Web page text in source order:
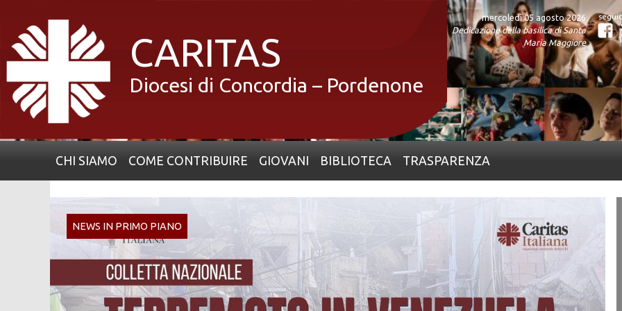
content
mercoledì 05 agosto 2026
Dedicazione della basilica di Santa
Maria Maggiore
CARITAS
Diocesi di Concordia – Pordenone
CHI SIAMO COME CONTRIBUIRE GIOVANI BIBLIOTECA TRASPARENZA
NEWS IN PRIMO PIANO